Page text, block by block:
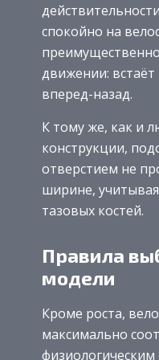
спокойно на
движении:
вперед-назад.
К тому же, как и
конструкции,
отверстием не
ширине,
тазовых костей.
Правила
модели
Кроме роста,
максимально